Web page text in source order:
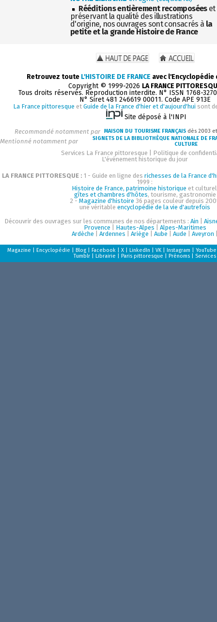
Rééditions entièrement recomposéeset
préservant la qualité des illustrations
d'origine, nos ouvrages sont consacrés à la
petite et la grande Histoire de France
Retrouvez toute L'HISTOIRE DE FRANCE avec
Copyright © 1999-2026 LA FRANCE
Tous droits réservés. Reproduction interdite. N° ISSN 1768-
N° Siret 481 246619 00011. Code APE 913E
La France pittoresque et Guide de la France d'hier et d'aujourd'hui sont
Site déposé à l'INPI
Recommandé notamment par MAISON DU TOURISME FRANÇAIS dès 2003
Mentionné notamment par
SIGNETS DE LA BIBLIOTHÈQUE NATIONALE DE
CULTURE
Services La France pittoresque
Politique de
L'événement historique du jour
LA FRANCE PITTORESQUE : 1 - Guide en ligne des richesses de la France
1999 :
Histoire de France, patrimoine historique et
gîtes et chambres d'hôtes, tourisme, gastronomie
2 - Magazine d'histoire 36 pages couleur depuis
une véritableencyclopédie de la vie d'autrefois
Découvrir des ouvrages sur les communes de nos départements :Ain |
Provence
Hautes-Alpes
Alpes-Maritimes
Ardèche |Ardennes |Ariège |Aube |Aude |Aveyron
Magazine |Encyclopédie |Blog |Facebook |X |LinkedIn |VK |Instagram |YouTube
Tumblr |Librairie |Paris pittoresque |Prénoms Services